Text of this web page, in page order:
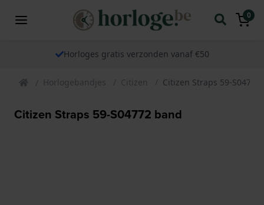
0
Horloges gratis verzonden vanaf €50
Horlogebandjes Citizen Citizen Straps 59-S04772
Citizen Straps 59-S04772 band